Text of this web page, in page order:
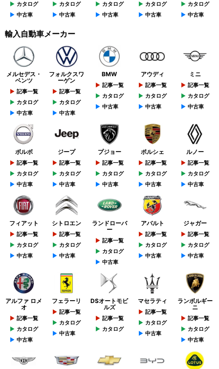
カタログ
中古車
カタログ
中古車
カタログ
中古車
カタログ
中古車
カタログ
中古車
輸入自動車メーカー
メルセデス・
ベンツ
記事一覧
カタログ
中古車
フォルクスワ
ーゲン
記事一覧
カタログ
中古車
BMW
記事一覧
カタログ
中古車
アウディ
記事一覧
カタログ
中古車
ミニ
記事一覧
カタログ
中古車
ボルボ
記事一覧
カタログ
中古車
ジープ
記事一覧
カタログ
中古車
プジョー
記事一覧
カタログ
中古車
ポルシェ
記事一覧
カタログ
中古車
ルノー
記事一覧
カタログ
中古車
フィアット
記事一覧
カタログ
中古車
シトロエン
記事一覧
カタログ
中古車
ランドローバ
ー
記事一覧
カタログ
中古車
アバルト
記事一覧
カタログ
中古車
ジャガー
記事一覧
カタログ
中古車
アルファ ロメ
オ
記事一覧
カタログ
中古車
フェラーリ
記事一覧
カタログ
中古車
DSオートモビ
ルズ
記事一覧
カタログ
マセラティ
記事一覧
カタログ
中古車
ランボルギー
ニ
記事一覧
カタログ
中古車